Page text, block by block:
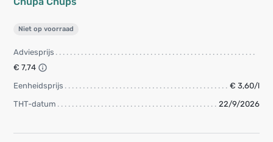
Niet op voorraad
Adviesprijs
€ 7,74
Eenheidsprijs
€ 3,60/l
THT-datum
22/9/2026